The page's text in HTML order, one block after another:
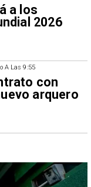
a los
2026
A Las 9:55
con
arquero